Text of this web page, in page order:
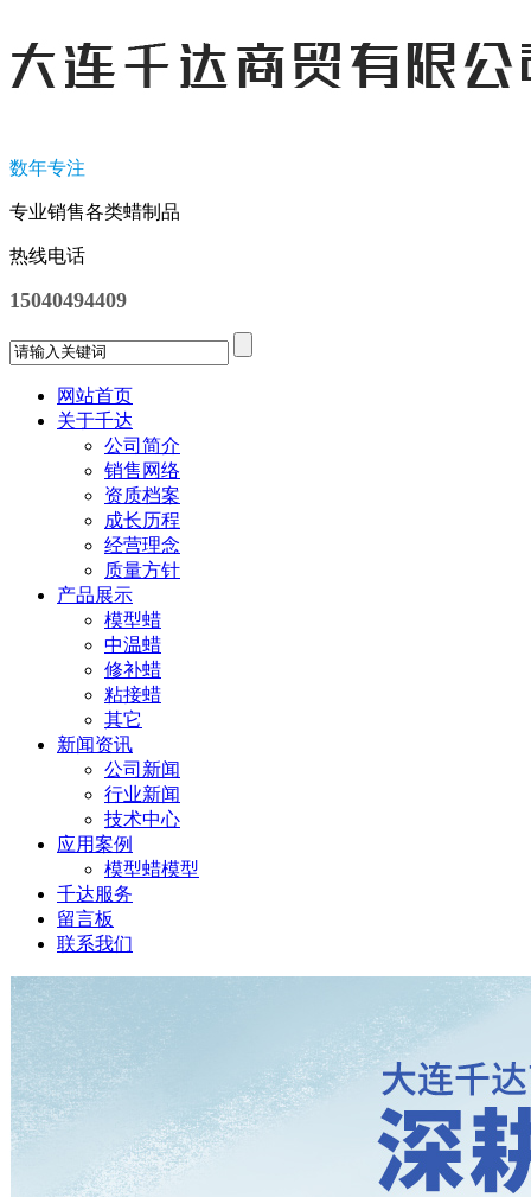
数年专注
专业销售各类蜡制品
热线电话
15040494409
网站首页
关于千达
公司简介
销售网络
资质档案
成长历程
经营理念
质量方针
产品展示
模型蜡
中温蜡
修补蜡
粘接蜡
其它
新闻资讯
公司新闻
行业新闻
技术中心
应用案例
模型蜡模型
千达服务
留言板
联系我们